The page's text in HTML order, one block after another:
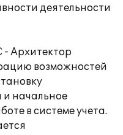
деятельности
Архитектор
возможностей
и начальное
в системе учета.